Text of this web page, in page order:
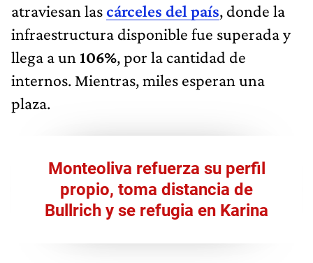
atraviesan lascárceles del país, donde la
infraestructura disponible fue superada y
llega a un 106%, por la cantidad de
internos. Mientras, miles esperan una
plaza.
Monteoliva refuerza su perfil
propio, toma distancia de
Bullrich y se refugia en Karina